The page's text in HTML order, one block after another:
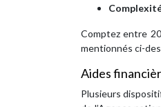
Comptez entre
mentionnés ci-
Aides
Plusieurs